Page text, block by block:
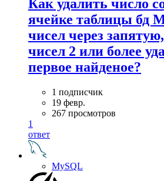
Как удалить число
ячейке таблицы бд
чисел через
чисел 2 или более
первое найденое?
1 подписчик
19 февр.
267 просмотров
1
ответ
MySQL